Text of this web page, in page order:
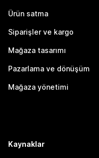
Ürün satma
Siparişler ve kargo
Mağaza tasarımı
Pazarlama ve dönüşüm
Mağaza yönetimi
Kaynaklar